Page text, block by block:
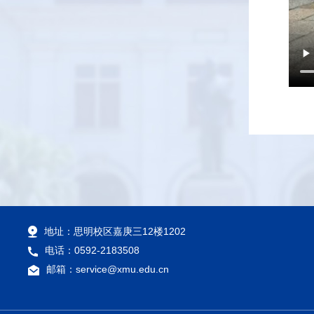
地址：思明校区嘉庚三12楼1202
电话：0592-2183508
邮箱：service@xmu.edu.cn